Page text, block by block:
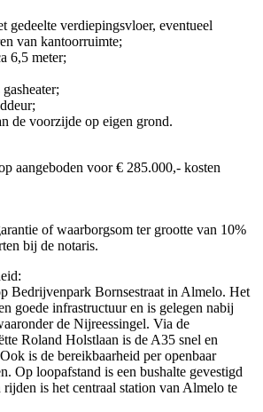
gedeelte verdiepingsvloer, eventueel
van kantoorruimte;
6,5 meter;
de voorzijde op eigen grond.
aangeboden voor € 285.000,- kosten
of waarborgsom ter grootte van 10%
bij de notaris.
Bedrijvenpark Bornsestraat in Almelo. Het
goede infrastructuur en is gelegen nabij
de Nijreessingel. Via de
Roland Holstlaan is de A35 snel en
is de bereikbaarheid per openbaar
Op loopafstand is een bushalte gevestigd
is het centraal station van Almelo te